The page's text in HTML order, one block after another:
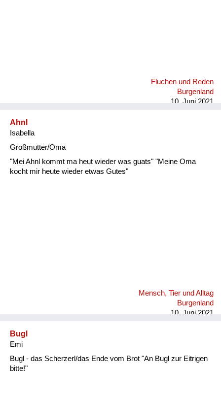
Fluchen und Reden
Burgenland
10. Juni 2021
Ahnl
Isabella
Großmutter/Oma
"Mei Ahnl kommt ma heut wieder was guats" "Meine Oma
kocht mir heute wieder etwas Gutes"
Mensch, Tier und Alltag
Burgenland
10. Juni 2021
Bugl
Emi
Bugl - das Scherzerl/das Ende vom Brot "An Bugl zur Eitrigen
bitte!"